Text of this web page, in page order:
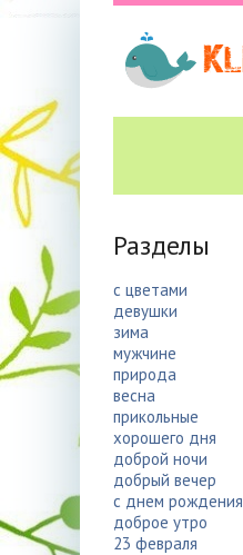
Разделы
с цветами
девушки
зима
мужчине
природа
весна
прикольные
хорошего дня
доброй ночи
добрый вечер
с днем рождения
доброе утро
23 февраля